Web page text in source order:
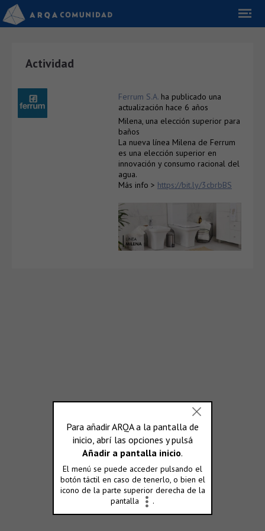
Actividad
Ferrum S.A. ha publicado una
actualización hace 6 años
Milena, una elección superior para
baños
La nueva línea Milena de Ferrum
es una elección superior en
innovación y consumo racional del
agua.
Más info > https://bit.ly/3cbrbBS